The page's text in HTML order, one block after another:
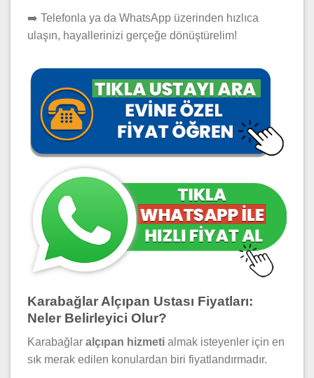
➡️ Telefonla ya da WhatsApp üzerinden hızlıca
ulaşın, hayallerinizi gerçeğe dönüştürelim!
Karabağlar Alçıpan Ustası Fiyatları:
Neler Belirleyici Olur?
Karabağlar alçıpan hizmeti almak isteyenler için en
sık merak edilen konulardan biri fiyatlandırmadır.